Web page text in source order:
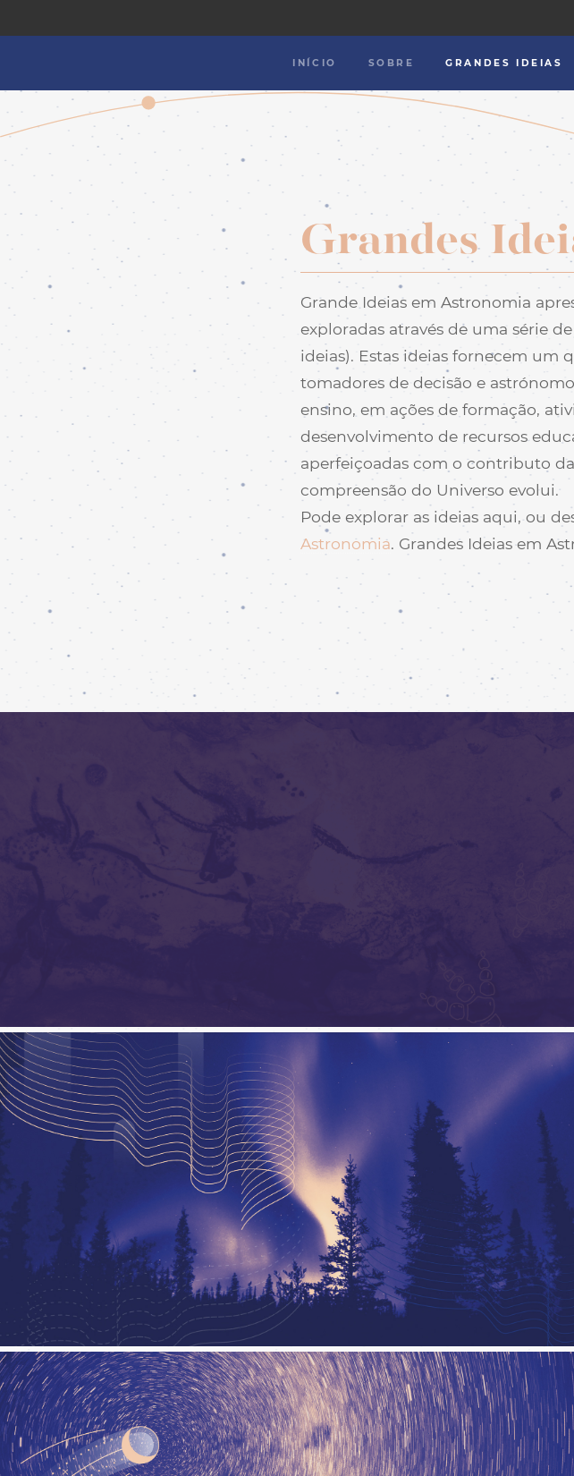
INÍCIO SOBRE GRANDES IDEIAS
Grandes
Grande Ideias em Astronomia
exploradas através de uma série
ideias). Estas ideias fornecem um
tomadores de decisão e
ensino, em ações de formação,
desenvolvimento de recursos
aperfeiçoadas com o contributo
compreensão do Universo evolui.
Pode explorar as ideias aqui, ou
Astronomia. Grandes Ideias em